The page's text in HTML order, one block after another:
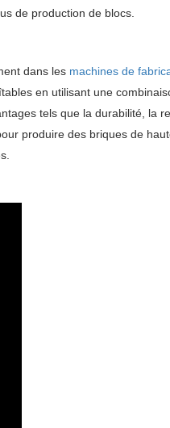
de production de blocs.
dans les machines de
en utilisant une
tels que la durabilité, la
produire des briques de